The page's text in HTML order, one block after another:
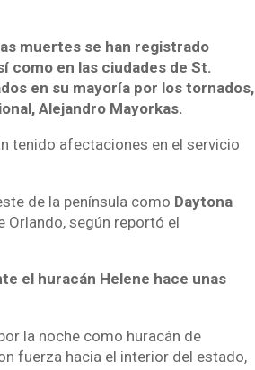
muertes se han registrado
como en las ciudades de St.
en su mayoría por los tornados,
Alejandro Mayorkas.
tenido afectaciones en el servicio
de la península como Daytona
según reportó el
el huracán Helene hace unas
la noche como huracán de
fuerza hacia el interior del estado,